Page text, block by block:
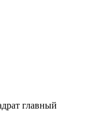
главный